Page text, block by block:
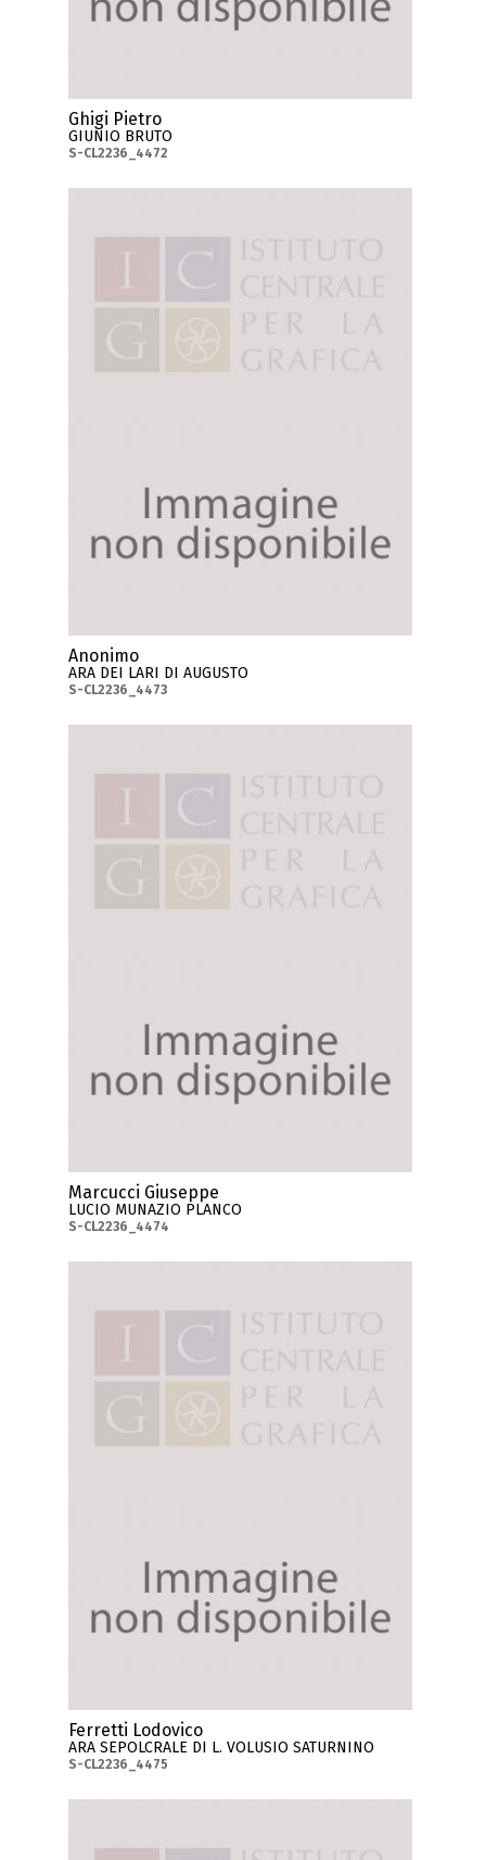
Ghigi Pietro
GIUNIO BRUTO
S-CL2236_4472
Anonimo
ARA DEI LARI DI AUGUSTO
S-CL2236_4473
Marcucci Giuseppe
LUCIO MUNAZIO PLANCO
S-CL2236_4474
Ferretti Lodovico
ARA SEPOLCRALE DI L. VOLUSIO SATURNINO
S-CL2236_4475